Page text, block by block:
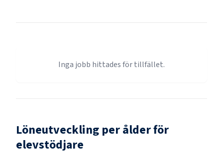
Inga jobb hittades för tillfället.
Löneutveckling per ålder för
elevstödjare